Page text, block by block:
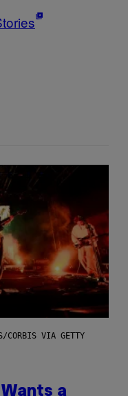
CORBIS VIA GETTY
a